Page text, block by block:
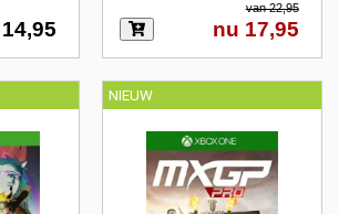
14,95
van 22,95
nu 17,95
NIEUW